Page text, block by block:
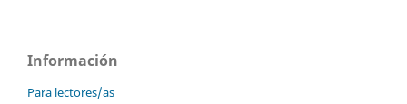
Información
Para lectores/as